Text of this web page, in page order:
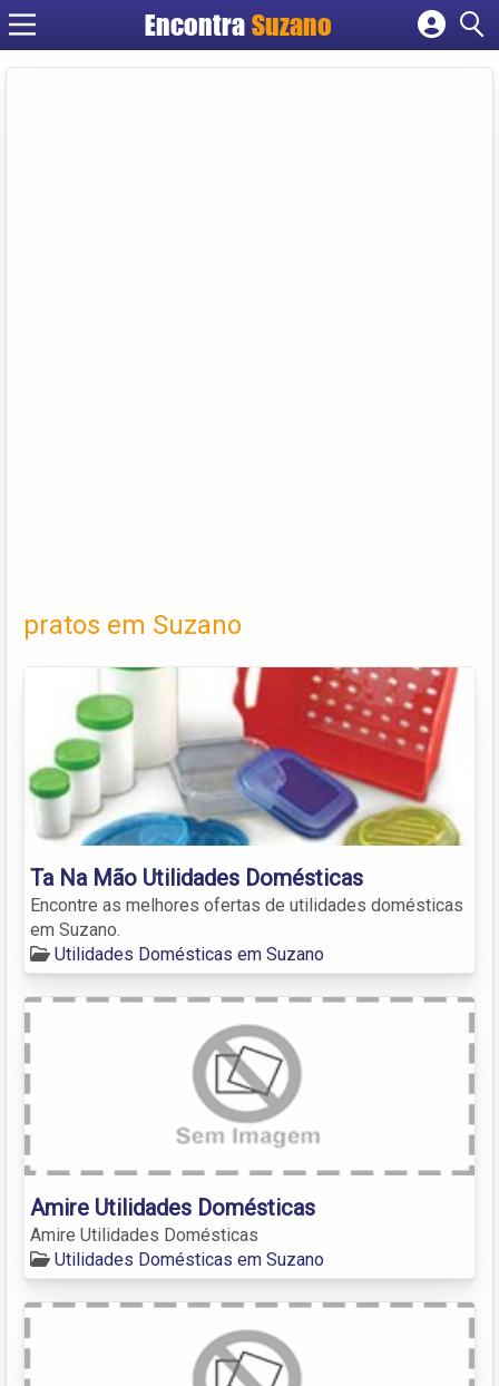
EncontraSuzano
Cadastrar empresa
pratos em Suzano
Ta Na Mão Utilidades Domésticas
Encontre as melhores ofertas de utilidades domésticas
em Suzano.
Utilidades Domésticas em Suzano
Amire Utilidades Domésticas
Amire Utilidades Domésticas
Utilidades Domésticas em Suzano